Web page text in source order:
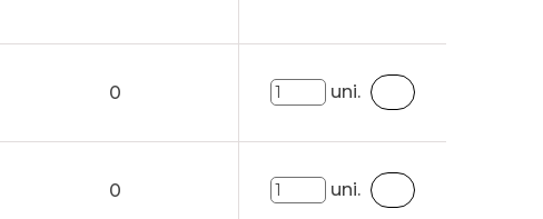
0 uni.
0 uni.